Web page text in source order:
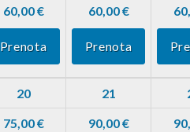
60,00 €
Prenota
60,00 €
Prenota
20 21
75,00 € 90,00 €